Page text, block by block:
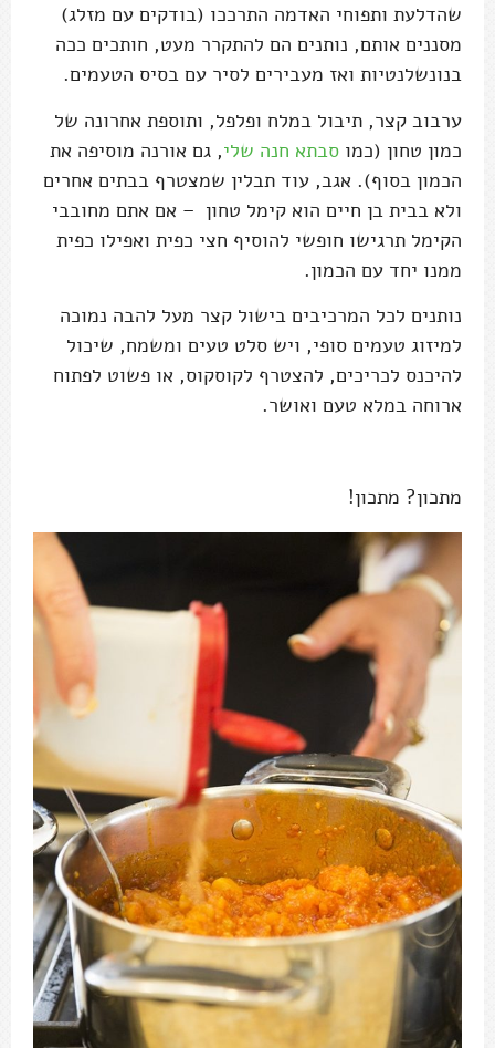
שהדלעת ותפוחי האדמה התרככו (בודקים עם מזלג)
מסננים אותם, נותנים הם להתקרר מעט, חותכים ככה
בנונשלנטיות ואז מעבירים לסיר עם בסיס הטעמים.
ערבוב קצר, תיבול במלח ופלפל, ותוספת אחרונה של
כמון טחון (כמו סבתא חנה שלי, גם אורנה מוסיפה את
הכמון בסוף). אגב, עוד תבלין שמצטרף בבתים אחרים
ולא בבית בן חיים הוא קימל טחון – אם אתם מחובבי
הקימל תרגישו חופשי להוסיף חצי כפית ואפילו כפית
ממנו יחד עם הכמון.
נותנים לכל המרכיבים בישול קצר מעל להבה נמוכה
למיזוג טעמים סופי, ויש סלט טעים ומשמח, שיכול
להיכנס לכריכים, להצטרף לקוסקוס, או פשוט לפתוח
ארוחה במלא טעם ואושר.
מתכון? מתכון!